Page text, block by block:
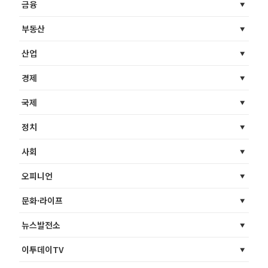
금융
부동산
산업
경제
국제
정치
사회
오피니언
문화·라이프
뉴스발전소
이투데이TV